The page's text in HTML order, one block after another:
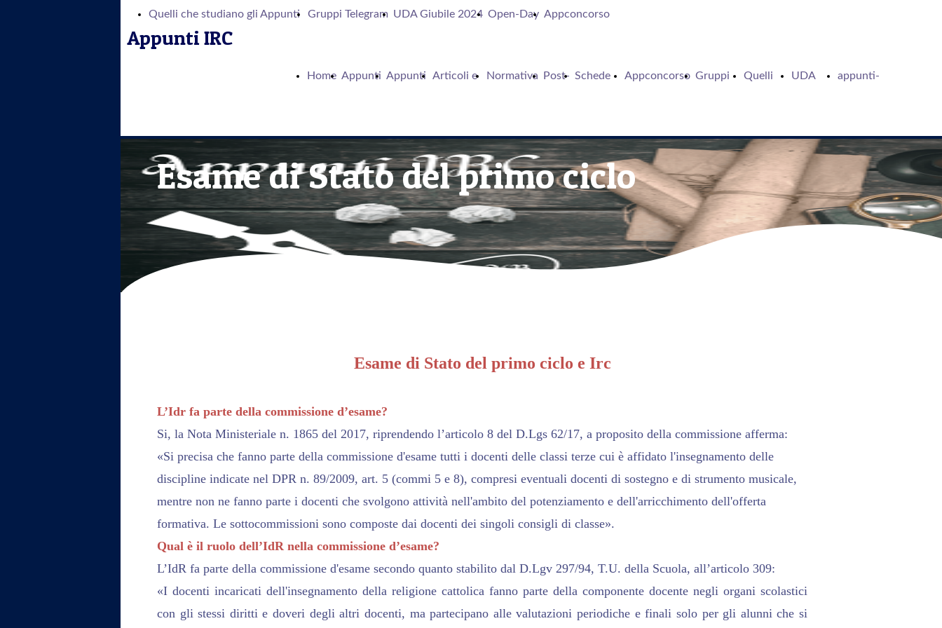
Quelli che studiano gli Appunti Gruppi Telegram UDA Giubile 2024 Open-Day Appconcorso
Appunti IRC
Home Appunti
Di
Canva
Appunti
In
Archivio
Articoli e
contributi
Normativa Post-
it
Schede
supporto
Appconcorso Gruppi
Telegram
Quelli
che
studiano
UDA
Giubileo
2024
appunti-
di-
natale
Esame di Stato del primo ciclo
Esame di Stato del primo ciclo e Irc
L’Idr fa parte della commissione d’esame?
Si, la Nota Ministeriale n. 1865 del 2017, riprendendo l’articolo 8 del D.Lgs 62/17, a proposito della commissione afferma:
«Si precisa che fanno parte della commissione d'esame tutti i docenti delle classi terze cui è affidato l'insegnamento delle
discipline indicate nel DPR n. 89/2009, art. 5 (commi 5 e 8), compresi eventuali docenti di sostegno e di strumento musicale,
mentre non ne fanno parte i docenti che svolgono attività nell'ambito del potenziamento e dell'arricchimento dell'offerta
formativa. Le sottocommissioni sono composte dai docenti dei singoli consigli di classe».
Qual è il ruolo dell’IdR nella commissione d’esame?
L’IdR fa parte della commissione d'esame secondo quanto stabilito dal D.Lgv 297/94, T.U. della Scuola, all’articolo 309:
«I docenti incaricati dell'insegnamento della religione cattolica fanno parte della componente docente negli organi scolastici
con gli stessi diritti e doveri degli altri docenti, ma partecipano alle valutazioni periodiche e finali solo per gli alunni che si